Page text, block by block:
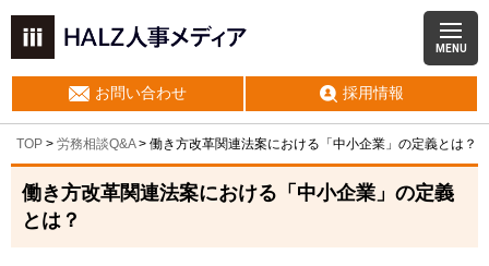
MENU
お問い合わせ 採用情報
TOP > 労務相談Q&A> 働き方改革関連法案における「中小企業」の定義とは？
働き方改革関連法案における「中小企業」の定義
とは？